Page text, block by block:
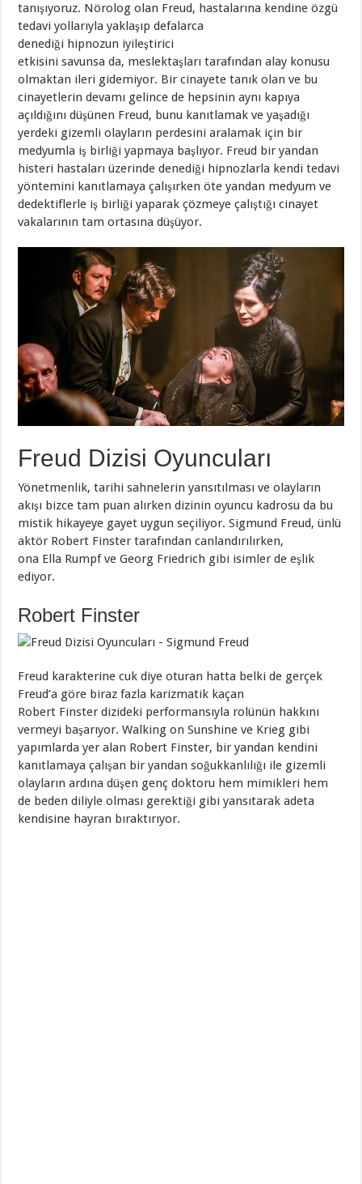
tanışıyoruz. Nörolog olan Freud, hastalarına kendine özgü
tedavi yollarıyla yaklaşıp defalarca
denediği hipnozun iyileştirici
etkisini savunsa da, meslektaşları tarafından alay konusu
olmaktan ileri gidemiyor. Bir cinayete tanık olan ve bu
cinayetlerin devamı gelince de hepsinin aynı kapıya
açıldığını düşünen Freud, bunu kanıtlamak ve yaşadığı
yerdeki gizemli olayların perdesini aralamak için bir
medyumla iş birliği yapmaya başlıyor. Freud bir yandan
histeri hastaları üzerinde denediği hipnozlarla kendi tedavi
yöntemini kanıtlamaya çalışırken öte yandan medyum ve
dedektiflerle iş birliği yaparak çözmeye çalıştığı cinayet
vakalarının tam ortasına düşüyor.
Freud Dizisi Oyuncuları
Yönetmenlik, tarihi sahnelerin yansıtılması ve olayların
akışı bizce tam puan alırken dizinin oyuncu kadrosu da bu
mistik hikayeye gayet uygun seçiliyor. Sigmund Freud, ünlü
aktör Robert Finster tarafından canlandırılırken,
ona Ella Rumpf ve Georg Friedrich gibi isimler de eşlik
ediyor.
Robert Finster
Freud karakterine cuk diye oturan hatta belki de gerçek
Freud’a göre biraz fazla karizmatik kaçan
Robert Finster dizideki performansıyla rolünün hakkını
vermeyi başarıyor. Walking on Sunshine ve Krieg gibi
yapımlarda yer alan Robert Finster, bir yandan kendini
kanıtlamaya çalışan bir yandan soğukkanlılığı ile gizemli
olayların ardına düşen genç doktoru hem mimikleri hem
de beden diliyle olması gerektiği gibi yansıtarak adeta
kendisine hayran bıraktırıyor.